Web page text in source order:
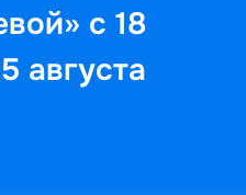
с 18
августа